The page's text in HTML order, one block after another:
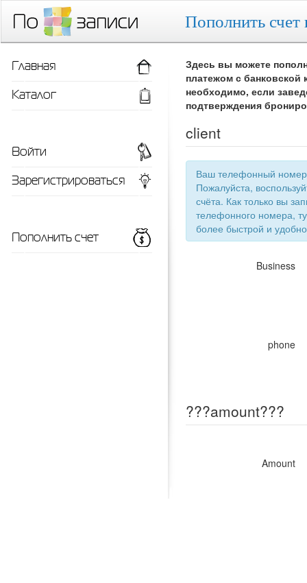
Пополнить счет
Здесь вы можете
платежом с
необходимо, если
подтверждения
client
Ваш телефонный номер
Пожалуйста,
счёта. Как только вы
телефонного номера,
более
Business
phone
???amount???
Amount
Главная
Каталог
Войти
Зарегистрироваться
Пополнить счет